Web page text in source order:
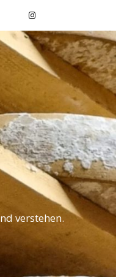
verstehen.